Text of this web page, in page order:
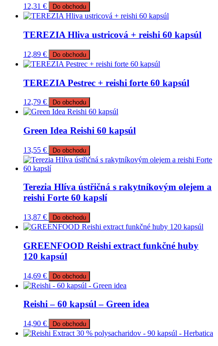
12,31 € Do obchodu
TEREZIA Hliva ustricová + reishi 60 kapsúl
12,89 € Do obchodu
TEREZIA Pestrec + reishi forte 60 kapsúl
12,79 € Do obchodu
Green Idea Reishi 60 kapsúl
13,55 € Do obchodu
Terezia Hlíva ústřičná s rakytníkovým olejem a
reishi Forte 60 kapslí
13,87 € Do obchodu
GREENFOOD Reishi extract funkčné huby
120 kapsúl
14,69 € Do obchodu
Reishi – 60 kapsúl – Green idea
14,90 € Do obchodu